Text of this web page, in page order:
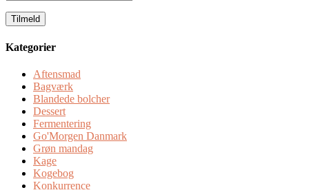
Kategorier
Aftensmad
Bagværk
Blandede bolcher
Dessert
Fermentering
Go'Morgen Danmark
Grøn mandag
Kage
Kogebog
Konkurrence